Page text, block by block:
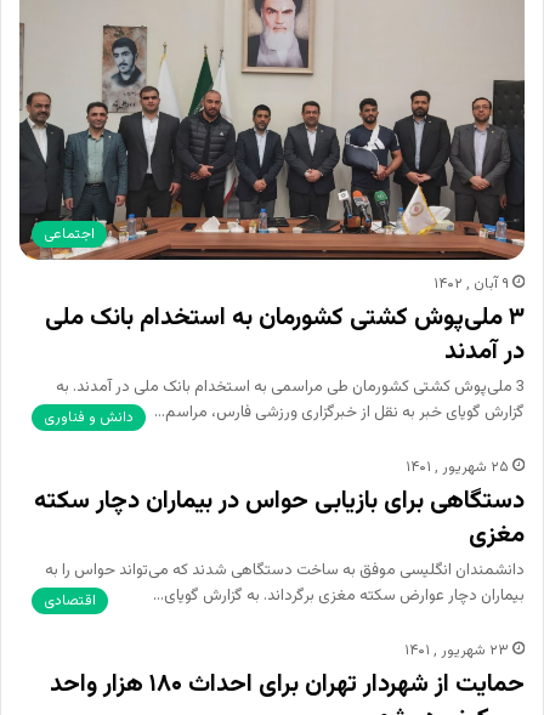
اجتماعی
۹ آبان , ۱۴۰۲
۳ ملی‌پوش کشتی کشورمان به استخدام بانک ملی
در آمدند
3 ملی‌پوش کشتی کشورمان طی مراسمی به استخدام بانک ملی در آمدند. به
گزارش گویای خبر به نقل از خبرگزاری ورزشی فارس، مراسم…
دانش و فناوری
۲۵ شهریور , ۱۴۰۱
دستگاهی برای بازیابی حواس در بیماران دچار سکته
مغزی
دانشمندان انگلیسی موفق به ساخت دستگاهی شدند که می‌تواند حواس را به
بیماران دچار عوارض سکته مغزی برگرداند. به گزارش گویای…
اقتصادی
۲۳ شهریور , ۱۴۰۱
حمایت از شهردار تهران برای احداث ۱۸۰ هزار واحد